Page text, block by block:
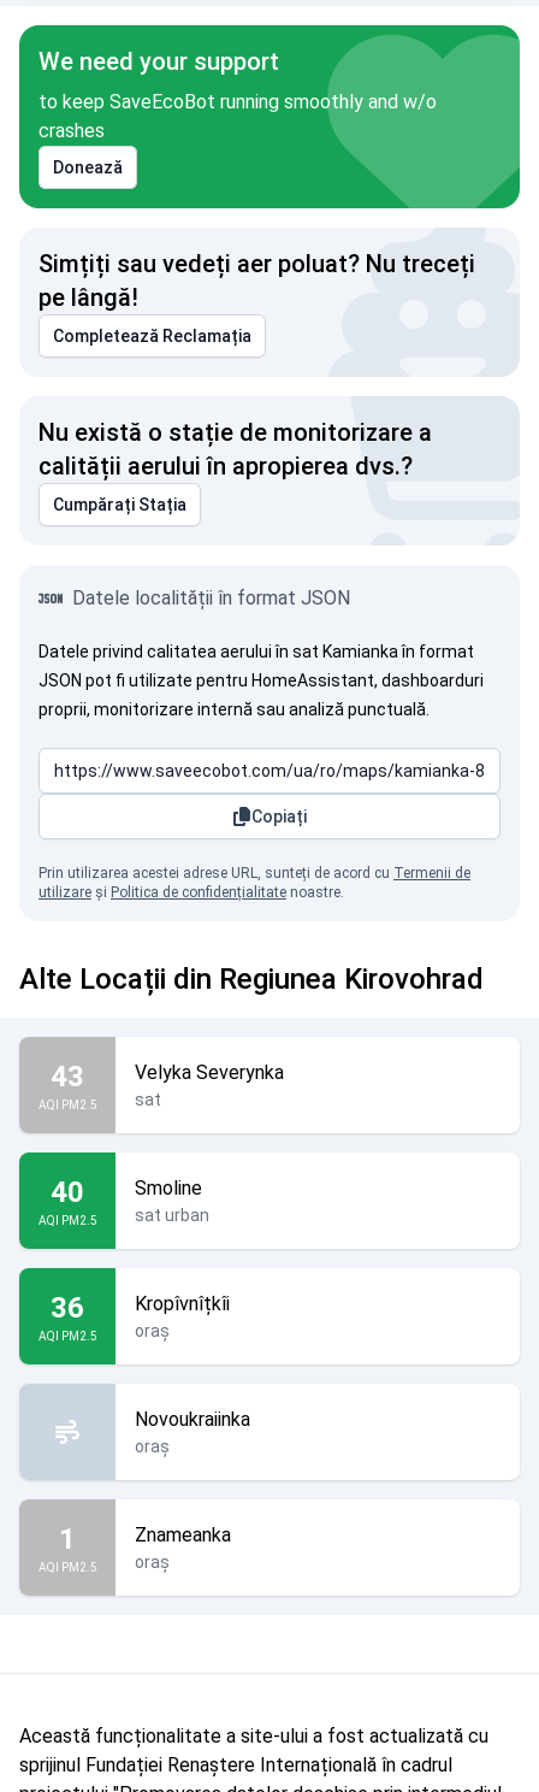
We need your support
to keep SaveEcoBot running smoothly and w/o
crashes
Donează
Simțiți sau vedeți aer poluat? Nu treceți
pe lângă!
Completează Reclamația
Nu există o stație de monitorizare a
calității aerului în apropierea dvs.?
Cumpărați Stația
Datele localității în format JSON
Datele privind calitatea aerului în sat Kamianka în format
JSON pot fi utilizate pentru HomeAssistant, dashboarduri
proprii, monitorizare internă sau analiză punctuală.
Copiați
Prin utilizarea acestei adrese URL, sunteți de acord cu Termenii de
utilizare și Politica de confidențialitate noastre.
Alte Locații din Regiunea Kirovohrad
43
AQI PM2.5
Velyka Severynka
sat
40
AQI PM2.5
Smoline
sat urban
36
AQI PM2.5
Kropîvnîțkîi
oraș
Novoukraiinka
oraș
1
AQI PM2.5
Znameanka
oraș
Această funcționalitate a site-ului a fost actualizată cu
sprijinul Fundației Renaștere Internațională în cadrul